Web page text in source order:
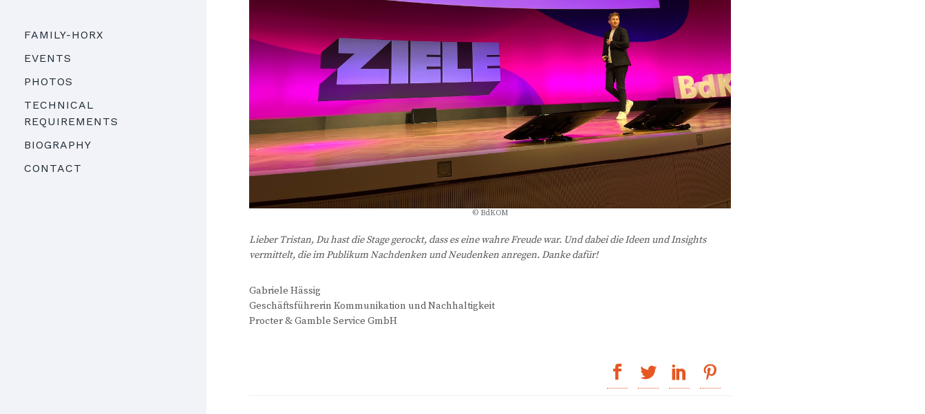
FAMILY-HORX
EVENTS
PHOTOS
TECHNICAL
REQUIREMENTS
BIOGRAPHY
CONTACT
© BdKOM
Lieber Tristan, Du hast die Stage gerockt, dass es eine wahre Freude war. Und dabei die Ideen und Insights
vermittelt, die im Publikum Nachdenken und Neudenken anregen. Danke dafür!
Gabriele Hässig
Geschäftsführerin Kommunikation und Nachhaltigkeit
Procter & Gamble Service GmbH